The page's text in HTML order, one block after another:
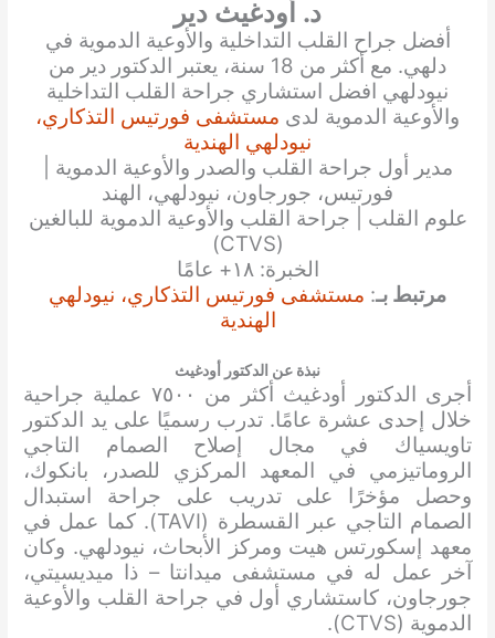
د. أودغيث دير
أفضل جراح القلب التداخلية والأوعية الدموية في
دلهي. مع أكثر من 18 سنة، يعتبر الدكتور دير من
نيودلهي افضل استشاري جراحة القلب التداخلية
والأوعية الدموية لدى مستشفى فورتيس التذكاري،
نيودلهي الهندية
مدير أول جراحة القلب والصدر والأوعية الدموية |
فورتيس، جورجاون، نيودلهي، الهند
علوم القلب | جراحة القلب والأوعية الدموية للبالغين
(CTVS)
الخبرة: ١٨+ عامًا
مرتبط بـ: مستشفى فورتيس التذكاري، نيودلهي
الهندية
نبذة عن الدكتور أودغيث
أجرى الدكتور أودغيث أكثر من ٧٥٠٠ عملية جراحية
خلال إحدى عشرة عامًا. تدرب رسميًا على يد الدكتور
تاويسياك في مجال إصلاح الصمام التاجي
الروماتيزمي في المعهد المركزي للصدر، بانكوك،
وحصل مؤخرًا على تدريب على جراحة استبدال
الصمام التاجي عبر القسطرة (TAVI). كما عمل في
معهد إسكورتس هيت ومركز الأبحاث، نيودلهي. وكان
آخر عمل له في مستشفى ميدانتا – ذا ميديسيتي،
جورجاون، كاستشاري أول في جراحة القلب والأوعية
الدموية (CTVS).